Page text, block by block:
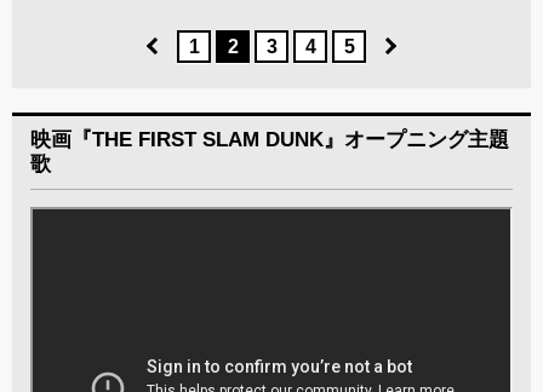
1 2 3 4 5
映画『THE FIRST SLAM DUNK』オープニング主題
歌